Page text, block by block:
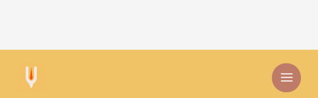
content
By Sri Vallabhacharya